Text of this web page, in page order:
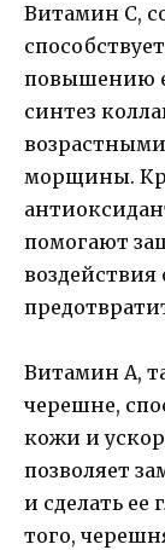
Витамин С,
повышению
синтез
морщины.
помогают
Витамин А,
черешне,
кожи и
позволяет
и сделать ее
того,